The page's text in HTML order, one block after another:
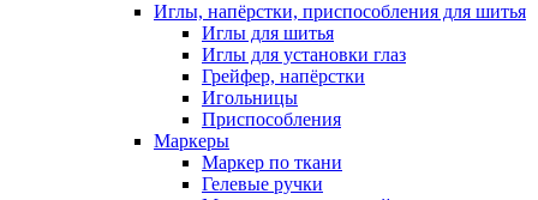
Иглы, напёрстки, приспособления для шитья
Иглы для шитья
Иглы для установки глаз
Грейфер, напёрстки
Игольницы
Приспособления
Маркеры
Маркер по ткани
Гелевые ручки